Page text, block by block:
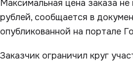
Максимальная цена заказа
рублей, сообщается в
опубликованной на портале
Заказчик ограничил круг